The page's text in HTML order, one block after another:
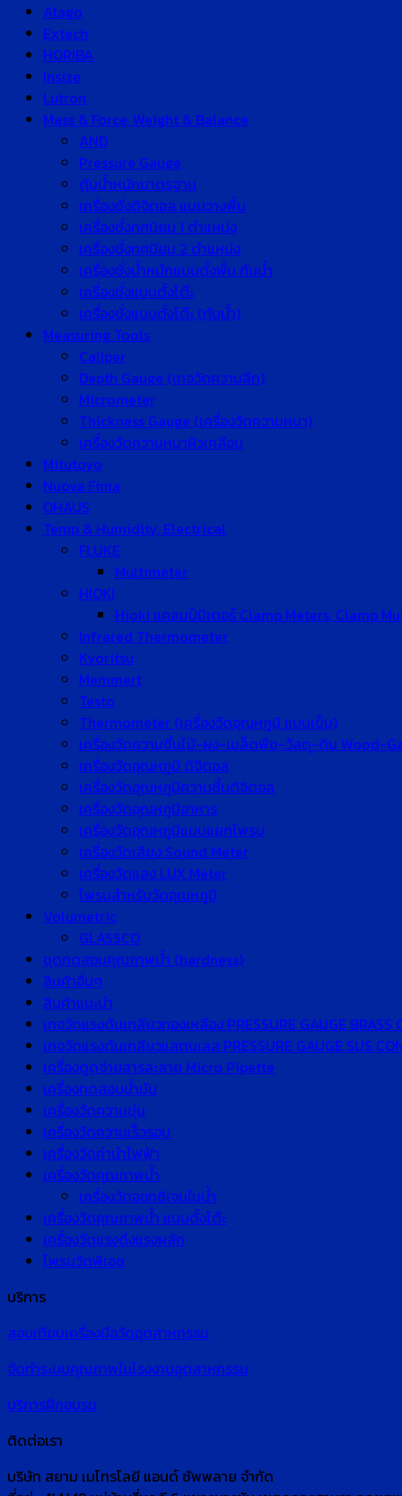
Atago
Extech
HORIBA
Insize
Lutron
Mass & Force, Weight & Balance
AND
Pressure Gauge
ตุ้มน้ำหนักมาตรฐาน
เครื่องชั่งดิจิตอล แบบวางพื้น
เครื่องชั่งทศนิยม 1 ตำแหน่ง
เครื่องชั่งทศนิยม 2 ตำแหน่ง
เครื่องชั่งน้ำหนักแบบตั้งพื้น กันน้ำ
เครื่องชั่งแบบตั้งโต๊ะ
เครื่องชั่งแบบตั้งโต๊ะ (กันน้ำ)
Measuring Tools
Caliper
Depth Gauge (เกจวัดความลึก)
Micrometer
Thickness Gauge (เครื่องวัดความหนา)
เครื่องวัดความหนาผิวเคลือบ
Mitutoyo
Nuova Fima
OHAUS
Temp & Humidity, Electrical
FLUKE
Multimeter
HIOKI
Hioki แคลมป์มิเตอร์ Clamp Meters, Clamp
Infrared Thermometer
Kyoritsu
Memmert
Testo
Thermometer (เครื่องวัดอุณหภูมิ แบบเข็ม)
เครื่องวัดความชื้นไม้-ผง-เมล็ดพืช-วัสดุ-ดิน Wood-
เครื่องวัดอุณหภูมิ ดิจิตอล
เครื่องวัดอุณหภูมิความชื้นดิจิตอล
เครื่องวัดอุณหภูมิอาหาร
เครื่องวัดอุณหภูมิแบบแยกโพรบ
เครื่องวัดเสียง Sound Meter
เครื่องวัดแสง LUX Meter
โพรบสำหรับวัดอุณหภูมิ
Volumetric
GLASSCO
ชุดทดสอบคุณภาพน้ำ (hardness)
สินค้าอื่นๆ
สินค้าแนะนำ
เกจวัดแรงดันเกลียวทองเหลือง PRESSURE GAUGE BRASS
เกจวัดแรงดันเกลียวแสตนเลส PRESSURE GAUGE SUS
เครื่องดูดจ่ายสารละลาย Micro Pipette
เครื่องทดสอบน้ำมัน
เครื่องวัดความขุ่น
เครื่องวัดความเร็วรอบ
เครื่องวัดค่านำไฟฟ้า
เครื่องวัดคุณภาพน้ำ
เครื่องวัดออกซิเจนในน้ำ
เครื่องวัดคุณภาพน้ำ แบบตั้งโต๊ะ
เครื่องวัดแรงดึงแรงผลัก
โพรบวัดพีเอช
บริการ
สอบเทียบเครื่องมือวัดอุตสาหกรรม
จัดทำระบบคุณภาพในโรงงานอุตสาหกรรม
บริการฝึกอบรม
ติดต่อเรา
บริษัท สยาม เมโทรโลยี แอนด์ ซัพพลาย จำกัด